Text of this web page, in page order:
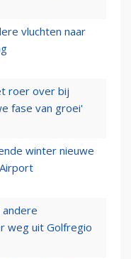
vluchten naar
roer over bij
fase van groei'
winter nieuwe
weg uit Golfregio